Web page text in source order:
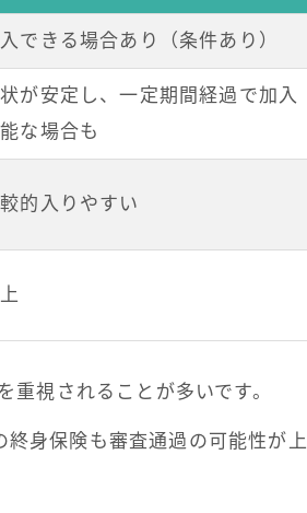
できる場合あり（条件あり）
が安定し、一定期間経過で加入
な場合も
的入りやすい
視されることが多いです。
身保険も審査通過の可能性が上